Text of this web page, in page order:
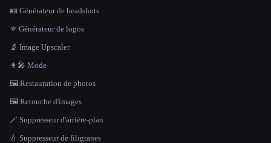
🪪 Générateur de headshots
⚜️ Générateur de logos
🔬 Image Upscaler
👩‍🎤 Mode
🖼️ Restauration de photos
🖼️ Retouche d'images
🪄 Suppresseur d'arrière-plan
💧 Suppresseur de filigranes